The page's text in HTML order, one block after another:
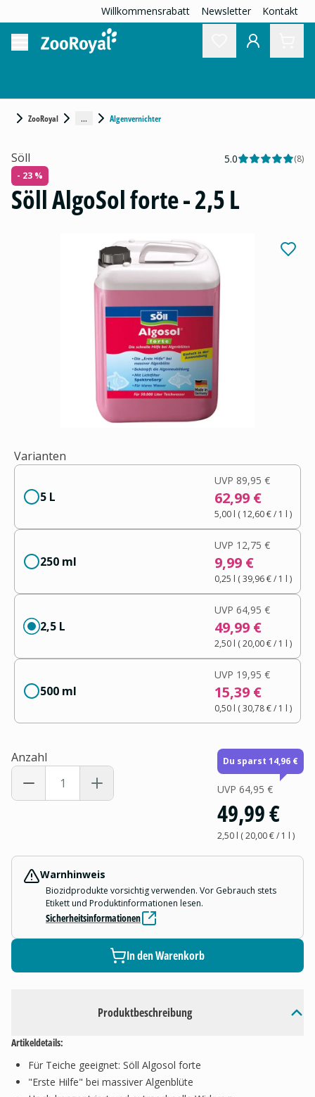
Willkommensrabatt Newsletter Kontakt
ZooRoyal ... Algenvernichter
Produktbeschreibung
Artikeldetails:
Für Teiche geeignet: Söll Algosol forte
"Erste Hilfe" bei massiver Algenblüte
Söll 5.0 (8)
- 23 %
Söll AlgoSol forte - 2,5 L
Varianten
5 L
UVP 89,95 €
62,99 €
5,00 l ( 12,60 €/ 1 l )
250 ml
UVP 12,75 €
9,99 €
0,25 l (39,96 €/ 1 l )
2,5 L
UVP 64,95 €
49,99 €
2,50 l (20,00 €/ 1 l )
500 ml
UVP 19,95 €
15,39 €
0,50 l (30,78 €/ 1 l )
Anzahl Du sparst 14,96 €
UVP 64,95 €
49,99 €
2,50 l (20,00 €/ 1 l )
Warnhinweis
Biozidprodukte vorsichtig verwenden. Vor Gebrauch stets
Etikett und Produktinformationen lesen.
Sicherheitsinformationen
In den Warenkorb